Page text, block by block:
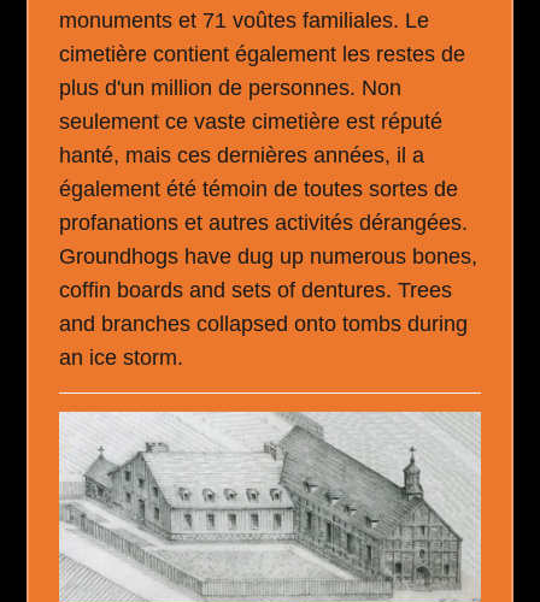
monuments et 71 voûtes familiales. Le
cimetière contient également les restes de
plus d'un million de personnes. Non
seulement ce vaste cimetière est réputé
hanté, mais ces dernières années, il a
également été témoin de toutes sortes de
profanations et autres activités dérangées.
Groundhogs have dug up numerous bones,
coffin boards and sets of dentures. Trees
and branches collapsed onto tombs during
an ice storm.